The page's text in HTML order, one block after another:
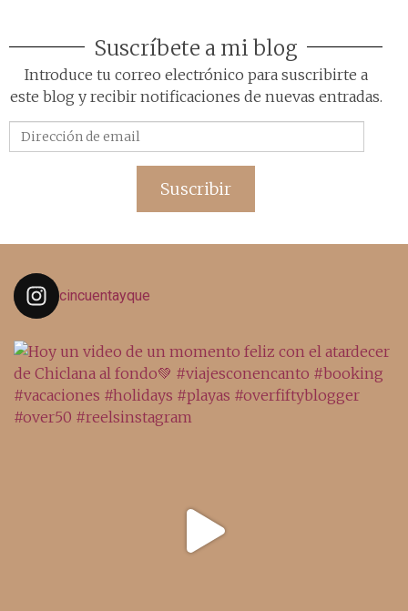
Suscríbete a mi blog
Introduce tu correo electrónico para suscribirte a
este blog y recibir notificaciones de nuevas entradas.
de
Suscribir
cincuentayque